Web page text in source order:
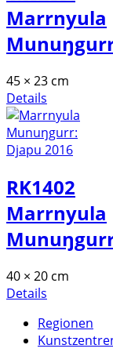
Marrnyula
45 × 23 cm
Details
RK1402
Marrnyula
40 × 20 cm
Details
Regionen